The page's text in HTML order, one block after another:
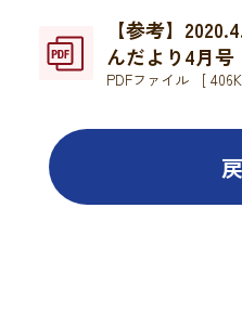
【参考】
んだより4月号
PDFファイル [